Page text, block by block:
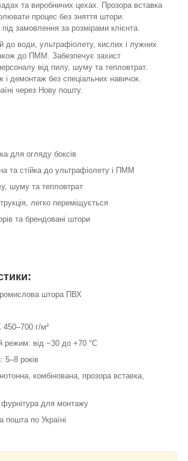
та виробничих цехах. Прозора вставка
процес без зняття штори.
замовлення за розмірами клієнта.
до води, ультрафіолету, кислих і лужних
до ПММ. Забезпечує захист
від пилу, шуму та тепловтрат.
демонтаж без спеціальних навичок.
через Нову пошту.
для огляду боксів
та стійка до ультрафіолету і ПММ
шуму та тепловтрат
легко переміщується
та брендовані штори
штора ПВХ
г/м²
режим: від −30 до +70 °С
5–8 років
комбінована, прозора вставка,
фурнітура для монтажу
пошта по Україні